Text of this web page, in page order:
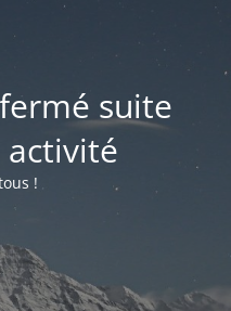
suite
activité
!